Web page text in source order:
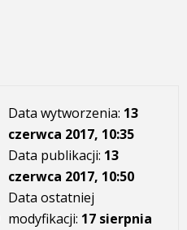
Data wytworzenia: 13
czerwca 2017, 10:35
Data publikacji: 13
czerwca 2017, 10:50
Data ostatniej
modyfikacji: 17 sierpnia